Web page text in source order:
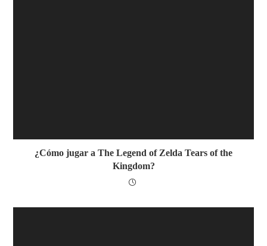
¿Cómo jugar a The Legend of Zelda Tears of the
Kingdom?